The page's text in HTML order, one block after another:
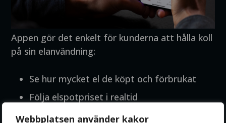
Webbplatsen använder kakor
Appen gör det enkelt för kunderna att hålla koll
på sin elanvändning:
Se hur mycket el de köpt och förbrukat
Följa elspotpriset i realtid
Ladda elbilen när priset är som lägst